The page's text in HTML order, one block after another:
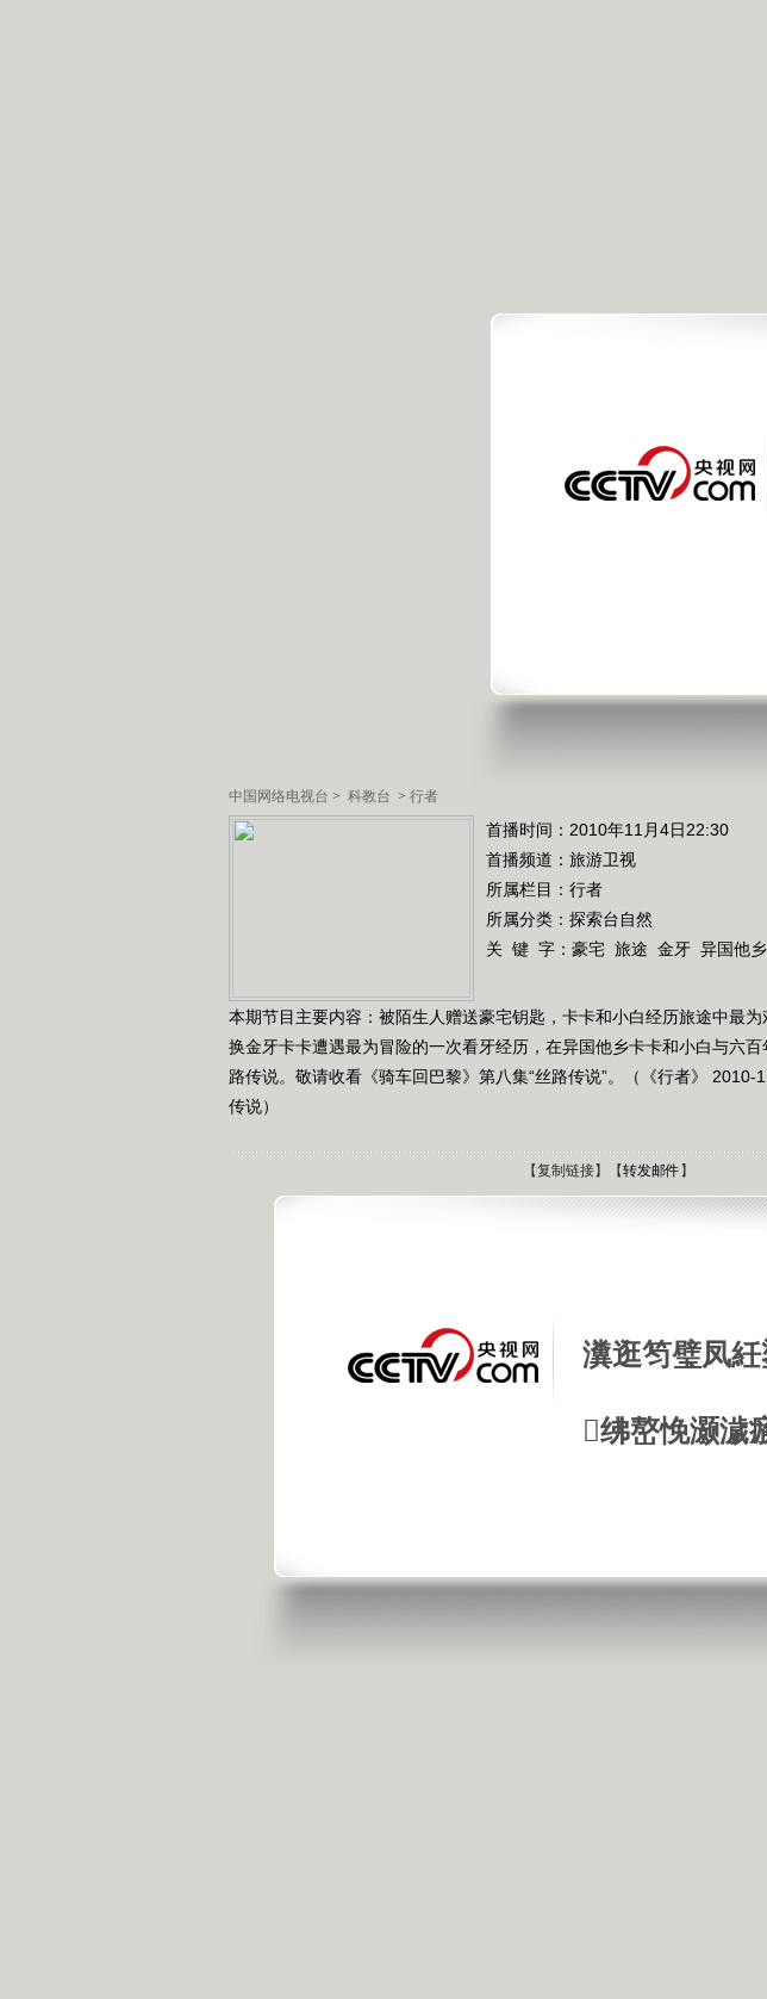
中国网络电视台 > 科教台 > 行者
首播时间：2010年11月4日22:30
首播频道： 旅游卫视
所属栏目： 行者
所属分类：探索台自然
关 键 字： 豪宅 旅途 金牙 异国他乡
本期节目主要内容：被陌生人赠送豪宅钥匙，卡卡和小白经历旅途中最
换金牙卡卡遭遇最为冒险的一次看牙经历，在异国他乡卡卡和小白与六
路传说。敬请收看《骑车回巴黎》第八集“丝路传说”。（《行者》 2010-
传说）
【复制链接】【转发邮件 】
瀵逛笉璧凤
绋嶅悗灏濊